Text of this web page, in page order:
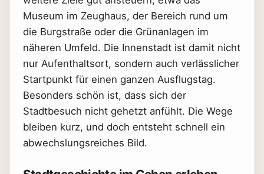
Museum im Zeughaus, der Bereich rund um
die Burgstraße oder die Grünanlagen im
näheren Umfeld. Die Innenstadt ist damit nicht
nur Aufenthaltsort, sondern auch verlässlicher
Startpunkt für einen ganzen Ausflugstag.
Besonders schön ist, dass sich der
Stadtbesuch nicht gehetzt anfühlt. Die Wege
bleiben kurz, und doch entsteht schnell ein
abwechslungsreiches Bild.